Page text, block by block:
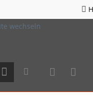
Hotline 05963 -